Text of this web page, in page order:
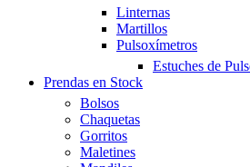
Linternas
Martillos
Pulsoxímetros
Estuches de
Prendas en Stock
Bolsos
Chaquetas
Gorritos
Maletines